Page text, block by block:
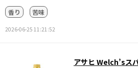
香り
苦味
2026-06-25 11:21:52
アサヒ Welch’sス